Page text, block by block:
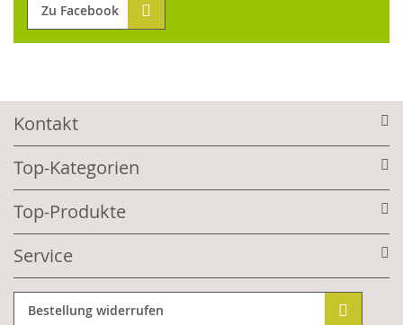
Zu Facebook
Kontakt
Top-Kategorien
Top-Produkte
Service
Bestellung widerrufen